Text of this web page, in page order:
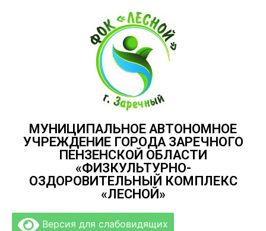
МУНИЦИПАЛЬНОЕ АВТОНОМНОЕ
УЧРЕЖДЕНИЕ ГОРОДА ЗАРЕЧНОГО
ПЕНЗЕНСКОЙ ОБЛАСТИ
«ФИЗКУЛЬТУРНО-
ОЗДОРОВИТЕЛЬНЫЙ КОМПЛЕКС
«ЛЕСНОЙ»
Версия для слабовидящих